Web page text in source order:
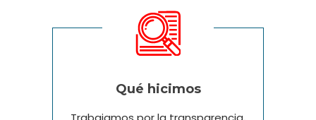
Qué hicimos